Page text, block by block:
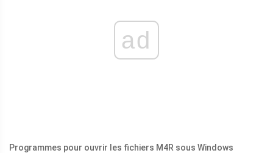
ad
Programmes pour ouvrir les fichiers M4R sous Windows